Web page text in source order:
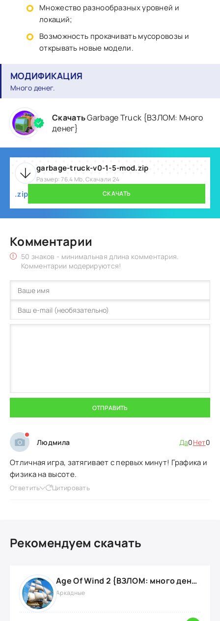
Множество разнообразных уровней и
локаций;
Возможность прокачивать мусоровозы и
открывать новые модели.
МОДИФИКАЦИЯ
Много денег.
СкачатьGarbage Truck {ВЗЛОМ: Много
денег}
garbage-truck-v0-1-5-mod.zip
Размер: 76.4 Mb, Скачали 24
.zip СКАЧАТЬ
Комментарии
50 знаков - минимальная длина комментария.
Комментарии модерируются!
ОТПРАВИТЬ
Людмила Да0Нет0
Отличная игра, затягивает с первых минут! Графика и
физика на высоте.
Ответить Цитировать
Рекомендуем скачать
Age Of Wind 2 {ВЗЛОМ: много денег}
Аркадные